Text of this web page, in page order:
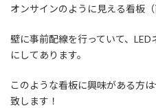
オンサインのように見える看板
壁に事前配線を行っていて、
にしてあります。
このような看板に興味がある方
致します！